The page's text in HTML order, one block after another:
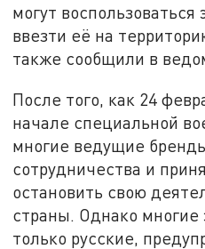
могут
ввезти её на
также сообщили в
После того, как 24
начале специальной
многие ведущие
сотрудничества и
остановить свою
страны. Однако
только русские,